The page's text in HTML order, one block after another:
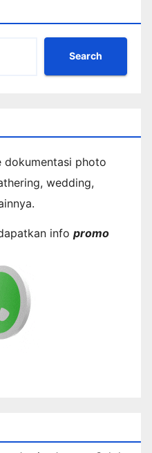
Search
dokumentasi photo
wedding,
info promo